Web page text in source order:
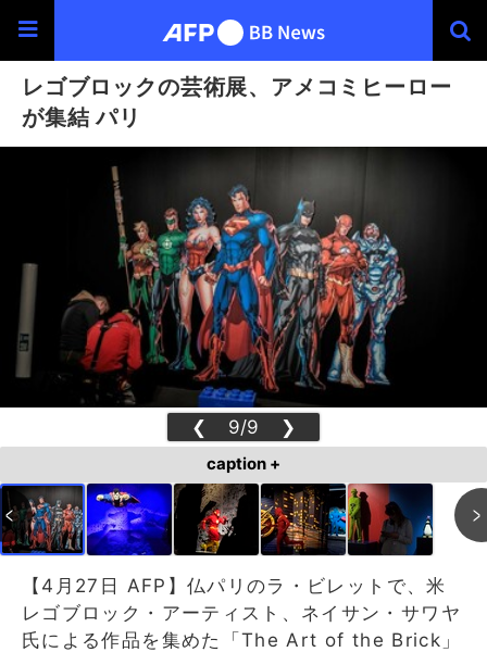
レゴブロックの芸術展、アメコミヒーロー
が集結 パリ
❮ 9/9 ❯
caption +
【4月27日 AFP】仏パリのラ・ビレットで、米
レゴブロック・アーティスト、ネイサン・サワヤ
氏による作品を集めた「The Art of the Brick」